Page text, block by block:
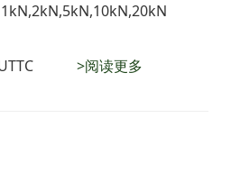
>阅读更多